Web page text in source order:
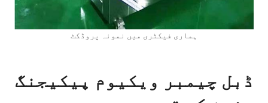
ہماری فیکٹری میں نمونہ پروڈکٹ
ڈبل چیمبر ویکیوم پیکیجنگ